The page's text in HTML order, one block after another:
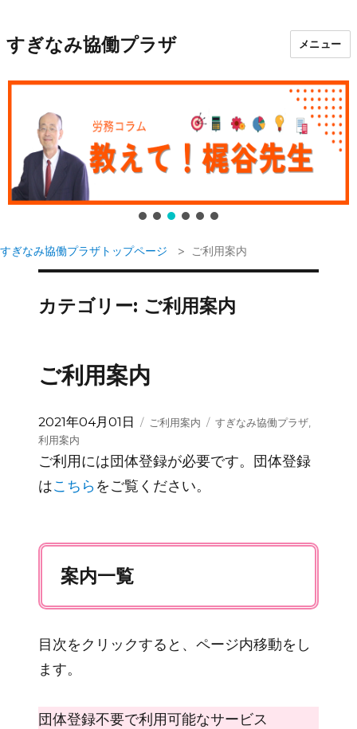
すぎなみ協働プラザ メニュー
すぎなみ協働プラザトップページ ご利用案内
カテゴリー: ご利用案内
ご利用案内
投
稿
2021年04月01日
カ
ゴ
リ
ー
ご利用案内
タ
すぎなみ協働プラザ,
利用案内
ご利用には団体登録が必要です。団体登録
はこちらをご覧ください。
案内一覧
目次をクリックすると、ページ内移動をし
ます。
団体登録不要で利用可能なサービス